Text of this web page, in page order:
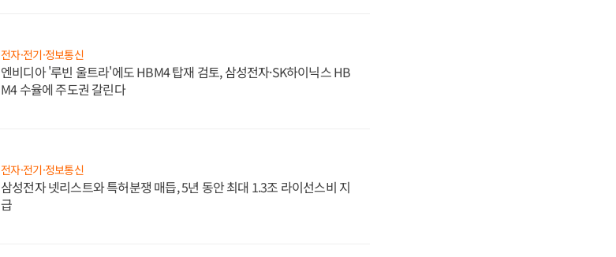
전자·전기·정보통신
엔비디아 '루빈 울트라'에도 HBM4 탑재 검토, 삼성전자·SK하이닉스 HB
M4 수율에 주도권 갈린다
전자·전기·정보통신
삼성전자 넷리스트와 특허분쟁 매듭, 5년 동안 최대 1.3조 라이선스비 지
급